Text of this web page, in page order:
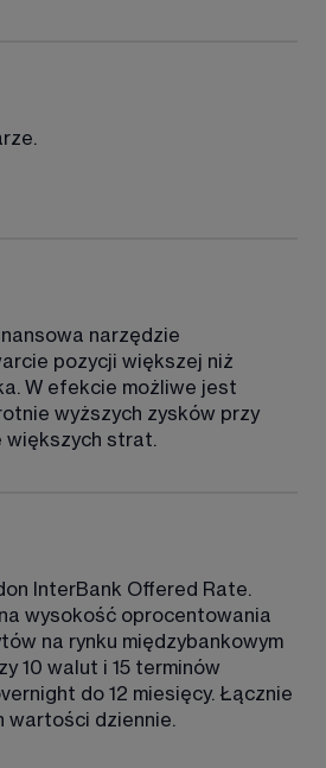
narzędzie
pozycji większej niż
W efekcie możliwe jest
wyższych zysków przy
większych strat.
InterBank Offered Rate.
wysokość oprocentowania
na rynku międzybankowym
10 walut i 15 terminów
do 12 miesięcy. Łącznie
wartości dziennie.